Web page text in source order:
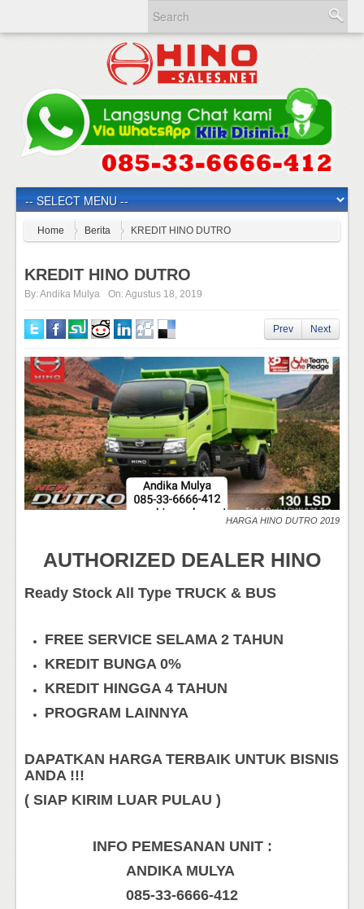
Home Berita KREDIT HINO DUTRO
KREDIT HINO DUTRO
By:Andika Mulya On:Agustus 18, 2019
Prev Next
HARGA HINO DUTRO 2019
AUTHORIZED DEALER HINO
Ready Stock All Type TRUCK & BUS
FREE SERVICE SELAMA 2 TAHUN
KREDIT BUNGA 0%
KREDIT HINGGA 4 TAHUN
PROGRAM LAINNYA
DAPATKAN HARGA TERBAIK UNTUK BISNIS
ANDA !!!
( SIAP KIRIM LUAR PULAU )
INFO PEMESANAN UNIT :
ANDIKA MULYA
085-33-6666-412